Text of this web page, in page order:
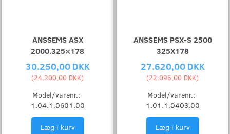
ANSSEMS ASX
2000.325×178
30.250,00 DKK
(24.200,00 DKK)
Model/varenr.:
1.04.1.0601.00
Læg i kurv
ANSSEMS PSX-S 2500
325X178
27.620,00 DKK
(22.096,00 DKK)
Model/varenr.:
1.01.1.0403.00
Læg i kurv